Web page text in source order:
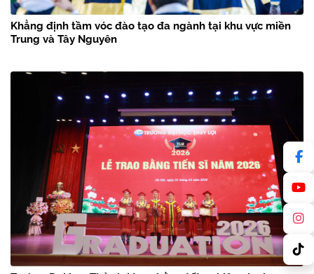
Khẳng định tầm vóc đào tạo đa ngành tại khu vực miền
Trung và Tây Nguyên